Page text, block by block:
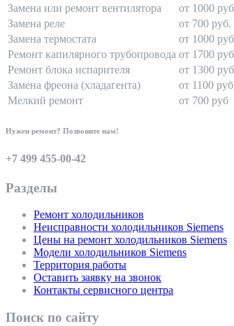
Замена или ремонт вентилятора
от 1000
Замена реле
от 700 руб.
Замена термостата
от 1000
Ремонт капилярного трубопровода от 1700
Ремонт блока испарителя
от 1300
Замена фреона (хладагента)
от 1100 руб
Мелкий ремонт
от 700 руб
Нужен ремонт? Позвоните нам!
+7 499 455-00-42
Разделы
Ремонт холодильников
Неисправности холодильников Siemens
Цены на ремонт холодильников Siemens
Модели холодильников Siemens
Территория работы
Оставить заявку на звонок
Контакты сервисного центра
Поиск по сайту